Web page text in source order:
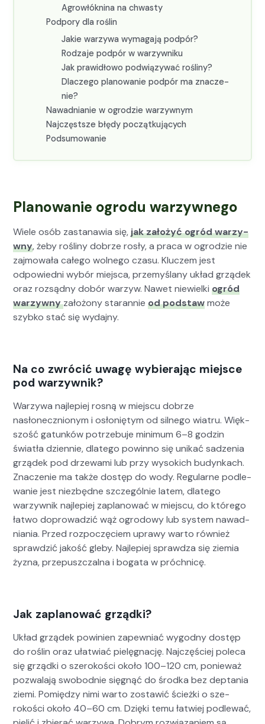
Agrowłókn­i­na na chwasty
Pod­pory dla roślin
Jakie warzy­wa wyma­ga­ją pod­pór?
Rodza­je pod­pór w warzy­wniku
Jak praw­idłowo pod­wiązy­wać rośliny?
Dlaczego planowanie pod­pór ma znacze­
nie?
Nawad­ni­an­ie w ogrodzie warzy­wnym
Najczęst­sze błędy początku­ją­cych
Pod­sumowanie
Planowanie ogrodu warzywnego
Wiele osób zas­tanaw­ia się,jak założyć ogród warzy­
wny, żeby rośliny dobrze rosły, a pra­ca w ogrodzie nie
zaj­mowała całego wol­nego cza­su. Kluczem jest
odpowied­ni wybór miejs­ca, prze­myślany układ grządek
oraz rozsąd­ny dobór warzyw. Nawet niewiel­kiogród
warzy­wnyzałożony staran­nieod pod­stawmoże
szy­bko stać się wyda­jny.
Na co zwrócić uwagę wybierając miejsce
pod warzywnik?
Warzy­wa najlepiej ros­ną w miejs­cu dobrze
nasłonecznionym i osłonię­tym od sil­nego wia­tru. Więk­
szość gatunków potrze­bu­je min­i­mum 6–8 godzin
światła dzi­en­nie, dlat­ego powin­no się unikać sadzenia
grządek pod drze­wa­mi lub przy wyso­kich budynkach.
Znacze­nie ma także dostęp do wody. Reg­u­larne podle­
wanie jest niezbędne szczegól­nie latem, dlat­ego
warzy­wnik najlepiej zaplanować w miejs­cu, do którego
łat­wo doprowadz­ić wąż ogrodowy lub sys­tem nawad­
ni­a­nia. Przed rozpoczę­ciem uprawy warto również
sprawdz­ić jakość gle­by. Najlepiej sprawdza się ziemia
żyz­na, prze­puszczal­na i boga­ta w próch­nicę.
Jak zaplanować grządki?
Układ grządek powinien zapew­ni­ać wygod­ny dostęp
do roślin oraz ułatwiać pielę­gnację. Najczęś­ciej pole­ca
się grząd­ki o sze­rokoś­ci około 100–120 cm, ponieważ
pozwala­ją swo­bod­nie sięgnąć do środ­ka bez dep­ta­nia
zie­mi. Pomiędzy nimi warto zostaw­ić ścież­ki o sze­
rokoś­ci około 40–60 cm. Dzię­ki temu łatwiej podle­wać,